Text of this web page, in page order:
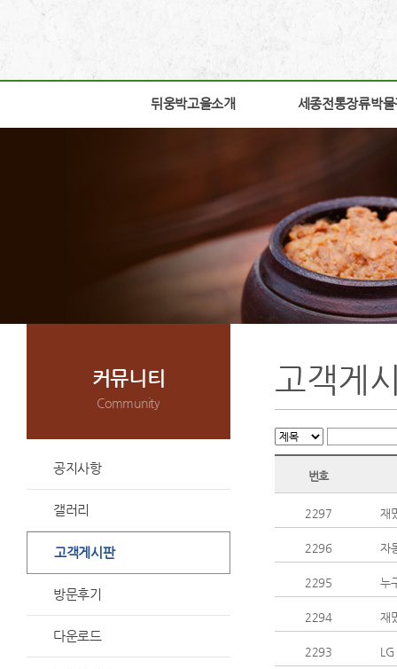
뒤웅박고을소개 세종전통장류박물
뒤웅박고을소개 세종전통장류박물
조감도
학술연구
자료실
열린공간
커뮤니티
Community
공지사항
갤러리
고객게시판
방문후기
다운로드
고객게
번호
2297 재
2296 자
2295 누
2294 재
2293